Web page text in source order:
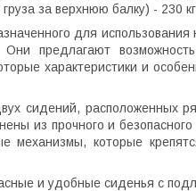
за верхнюю балку) - 230
для использования
Они предлагают
характеристики и
сидений, расположенных
из прочного и
механизмы, которые
и удобные сиденья с